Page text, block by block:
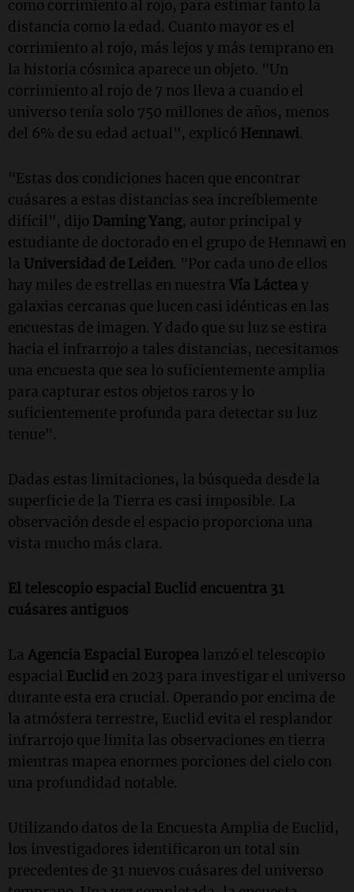
como corrimiento al rojo, para estimar tanto la
distancia como la edad. Cuanto mayor es el
corrimiento al rojo, más lejos y más temprano en
la historia cósmica aparece un objeto. "Un
corrimiento al rojo de 7 nos lleva a cuando el
universo tenía solo 750 millones de años, menos
del 6% de su edad actual", explicó Hennawi.
"Estas dos condiciones hacen que encontrar
cuásares a estas distancias sea increíblemente
difícil", dijo Daming Yang, autor principal y
estudiante de doctorado en el grupo de Hennawi en
la Universidad de Leiden. "Por cada uno de ellos
hay miles de estrellas en nuestra Vía Láctea y
galaxias cercanas que lucen casi idénticas en las
encuestas de imagen. Y dado que su luz se estira
hacia el infrarrojo a tales distancias, necesitamos
una encuesta que sea lo suficientemente amplia
para capturar estos objetos raros y lo
suficientemente profunda para detectar su luz
tenue".
Dadas estas limitaciones, la búsqueda desde la
superficie de la Tierra es casi imposible. La
observación desde el espacio proporciona una
vista mucho más clara.
El telescopio espacial Euclid encuentra 31
cuásares antiguos
La Agencia Espacial Europea lanzó el telescopio
espacial Euclid en 2023 para investigar el universo
durante esta era crucial. Operando por encima de
la atmósfera terrestre, Euclid evita el resplandor
infrarrojo que limita las observaciones en tierra
mientras mapea enormes porciones del cielo con
una profundidad notable.
Utilizando datos de la Encuesta Amplia de Euclid,
los investigadores identificaron un total sin
precedentes de 31 nuevos cuásares del universo